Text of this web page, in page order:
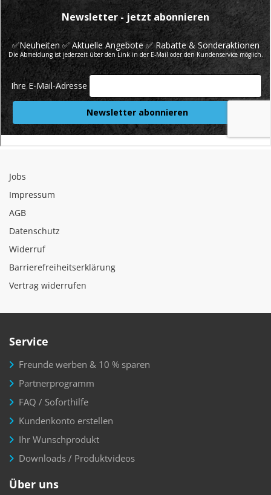
Jobs
Impressum
AGB
Datenschutz
Widerruf
Barrierefreiheitserklärung
Vertrag widerrufen
Service
Freunde werben & 10 % sparen
Partnerprogramm
FAQ / Soforthilfe
Kundenkonto erstellen
Ihr Wunschprodukt
Downloads / Produktvideos
Über uns